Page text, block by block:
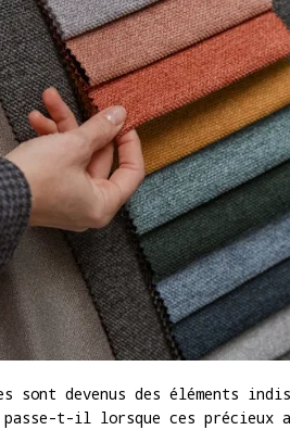
sont devenus des éléments
t-il lorsque ces précieux